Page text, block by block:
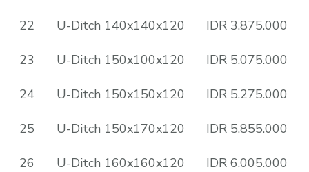
22 U-Ditch 140x140x120 IDR 3.875.000
23 U-Ditch 150x100x120 IDR 5.075.000
24 U-Ditch 150x150x120 IDR 5.275.000
25 U-Ditch 150x170x120 IDR 5.855.000
26 U-Ditch 160x160x120 IDR 6.005.000